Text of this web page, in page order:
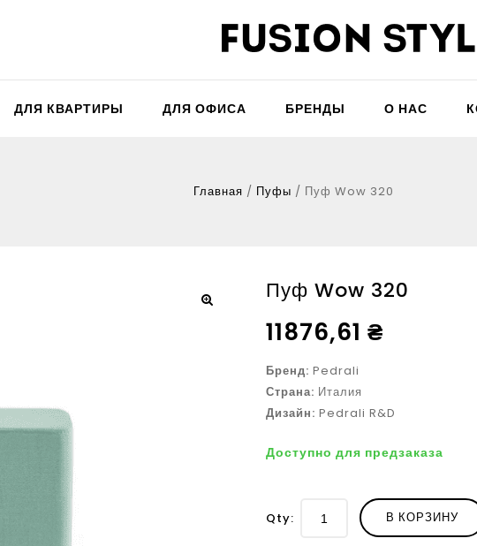
ДЛЯ КВАРТИРЫ ДЛЯ ОФИСА БРЕНДЫ О НАС
Главная / Пуфы / Пуф Wow 320
Пуф Wow 320
11876,61 ₴
Бренд: Pedrali
Страна: Италия
Дизайн: Pedrali R&D
Доступно для предзаказа
Qty: В КОРЗИНУ